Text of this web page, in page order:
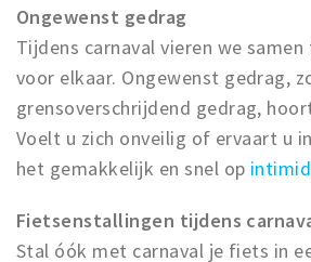
Ongewenst gedrag
Tijdens carnaval vieren we
voor elkaar. Ongewenst gedrag,
grensoverschrijdend gedrag,
Voelt u zich onveilig of ervaart u
het gemakkelijk en snel op
Fietsenstallingen tijdens
Stal óók met carnaval je fiets in